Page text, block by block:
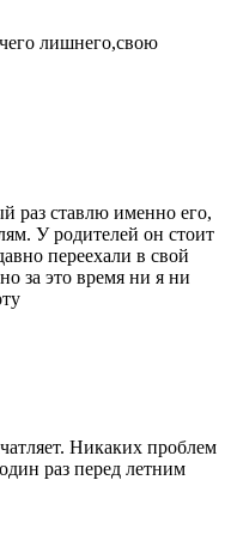
лишнего,свою
раз ставлю именно его,
У родителей он стоит
переехали в свой
за это время ни я ни
Никаких проблем
раз перед летним